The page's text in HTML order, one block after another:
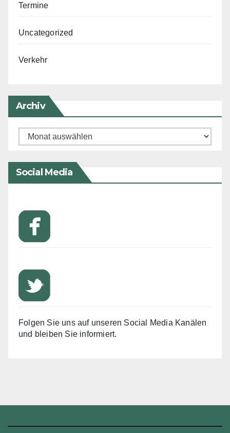
Termine
Uncategorized
Verkehr
Archiv
Archiv
Social Media
Folgen Sie uns auf unseren Social Media Kanälen
und bleiben Sie informiert.